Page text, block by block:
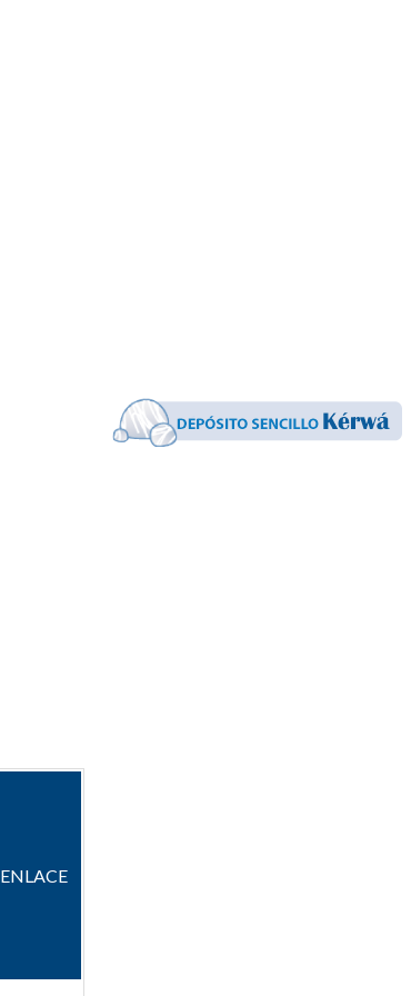
ENLACE